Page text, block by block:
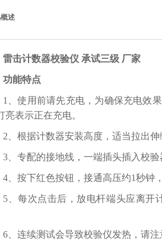
述
雷击计数器校验仪 承试三级 厂家
功能特点
1、使用前请先充电，为确保充电效
亮表示正在充电。
2、根据计数器安装高度，适当拉出伸
3、专配的接地线，一端插头插入校
4、按下红色按钮，接通高压约1秒钟
5、每次点击后，放电杆端头应离开
6、连续测试会导致校验仪发热，请